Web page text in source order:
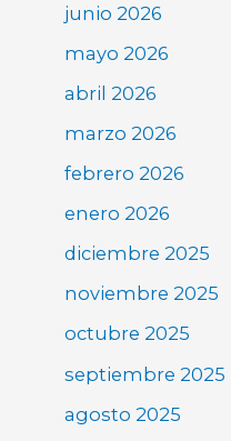
junio 2026
mayo 2026
abril 2026
marzo 2026
febrero 2026
enero 2026
diciembre 2025
noviembre 2025
octubre 2025
septiembre 2025
agosto 2025